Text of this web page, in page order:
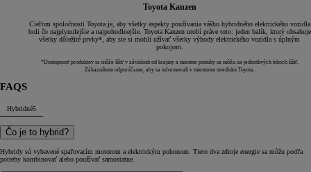
Toyota Kanzen
Cieľom spoločnosti Toyota je, aby všetky aspekty používania vášho hybridného elektrického vozidla
boli čo najplynulejšie a najpohodlnejšie. Toyota Kanzen urobí práve toto: jeden balík, ktorý obsahuje
všetky dôležité prvky*, aby ste si mohli užívať všetky výhody elektrického vozidla s úplným
pokojom.
*Dostupnosť produktov sa môže líšiť v závislosti od krajiny a miestne ponuky sa môžu na jednotlivých trhoch líšiť.
Zákazníkom odporúčame, aby sa informovali v miestnom stredisku Toyota.
FAQS
Hybridné5
Čo je to hybrid?
Hybridy sú vybavené spaľovacím motorom a elektrickým pohonom. Tieto dva zdroje energie sa môžu podľa
potreby kombinovať alebo používať samostatne.